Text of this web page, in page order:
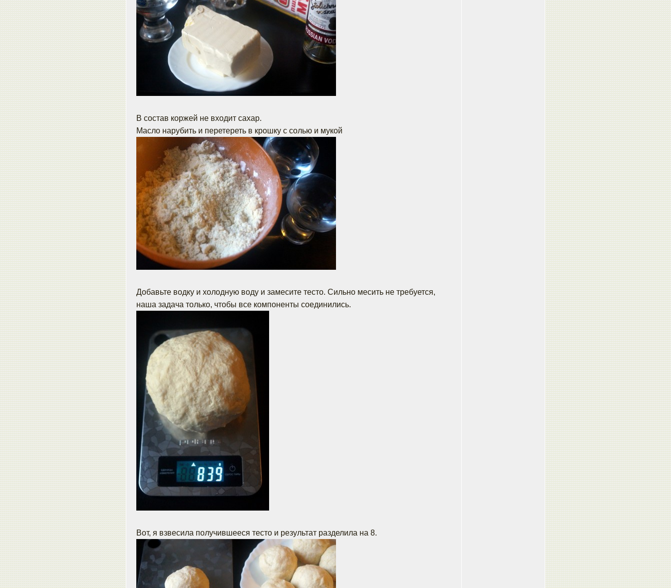
В состав коржей не входит сахар.
Масло нарубить и перетереть в крошку с солью и мукой
Добавьте водку и холодную воду и замесите тесто. Сильно месить не требуется,
наша задача только, чтобы все компоненты соединились.
Вот, я взвесила получившееся тесто и результат разделила на 8.